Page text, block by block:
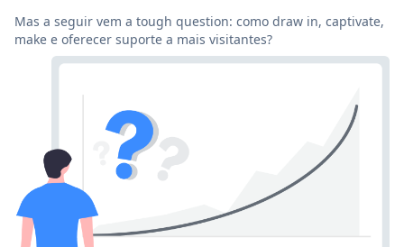
Mas a seguir vem a tough question: como draw in, captivate,
make e oferecer suporte a mais visitantes?